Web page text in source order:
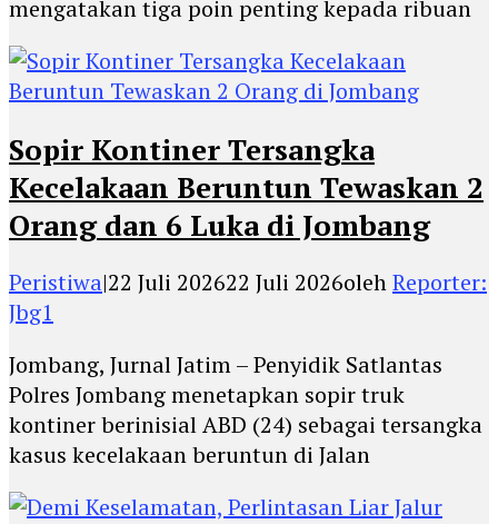
mengatakan tiga poin penting kepada ribuan
Sopir Kontiner Tersangka
Kecelakaan Beruntun Tewaskan 2
Orang dan 6 Luka di Jombang
Peristiwa|22 Juli 202622 Juli 2026olehReporter:
Jbg1
Jombang, Jurnal Jatim – Penyidik Satlantas
Polres Jombang menetapkan sopir truk
kontiner berinisial ABD (24) sebagai tersangka
kasus kecelakaan beruntun di Jalan